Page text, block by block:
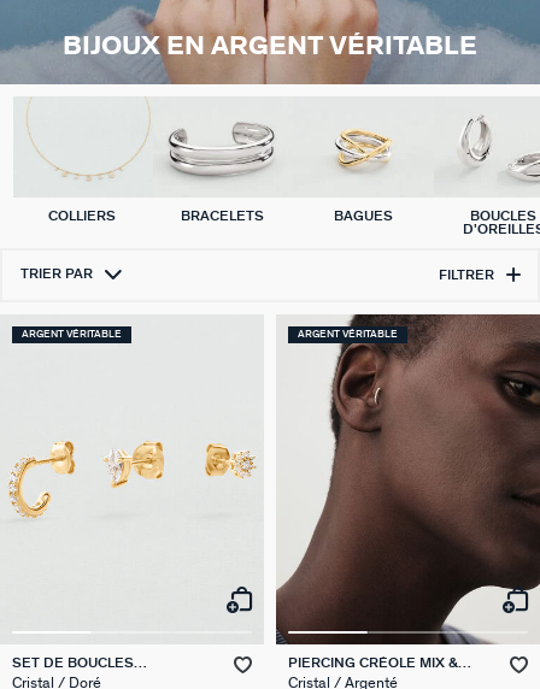
BIJOUX EN ARGENT VÉRITABLE
COLLIERS BRACELETS BAGUES
BOUCLES
TRIER PAR FILTRER
ARGENT VÉRITABLE
SET DE BOUCLES
D'OREILLES MIX & MATCH
Cristal / Doré
ARGENT VÉRITABLE
PIERCING CRÉOLE MIX &
MATCH
Cristal / Argenté